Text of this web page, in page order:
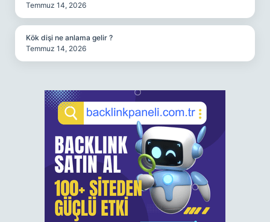
Temmuz 14, 2026
Kök dişi ne anlama gelir ?
Temmuz 14, 2026